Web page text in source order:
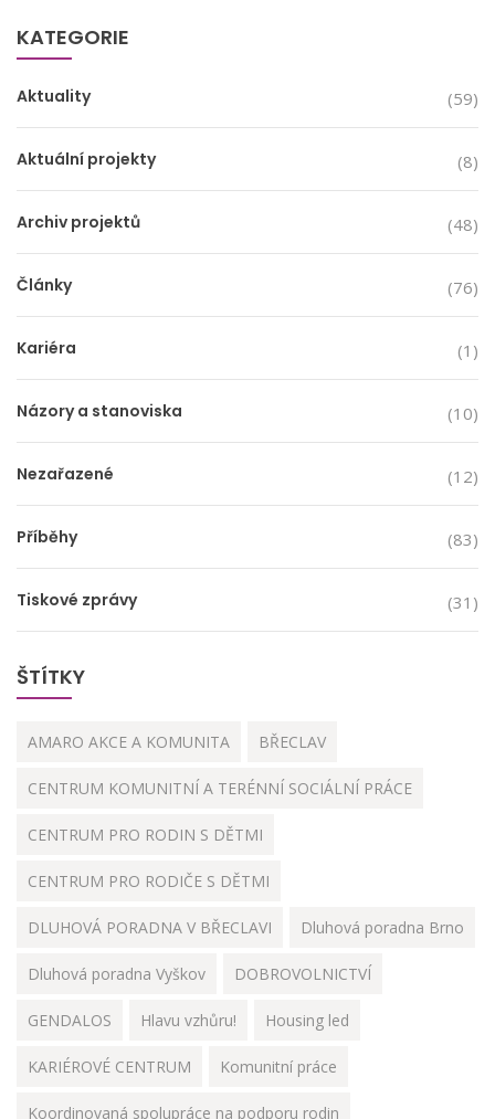
KATEGORIE
Aktuality (59)
Aktuální projekty (8)
Archiv projektů (48)
Články (76)
Kariéra (1)
Názory a stanoviska (10)
Nezařazené (12)
Příběhy (83)
Tiskové zprávy (31)
ŠTÍTKY
AMARO AKCE A KOMUNITA BŘECLAV
CENTRUM KOMUNITNÍ A TERÉNNÍ SOCIÁLNÍ PRÁCE
CENTRUM PRO RODIN S DĚTMI
CENTRUM PRO RODIČE S DĚTMI
DLUHOVÁ PORADNA V BŘECLAVI Dluhová poradna Brno
Dluhová poradna Vyškov DOBROVOLNICTVÍ
GENDALOS Hlavu vzhůru! Housing led
KARIÉROVÉ CENTRUM Komunitní práce
Koordinovaná spolupráce na podporu rodin